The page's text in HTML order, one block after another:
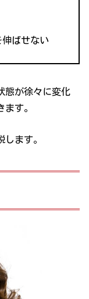
伸ばせない
態が徐々に変化
す。
ます。